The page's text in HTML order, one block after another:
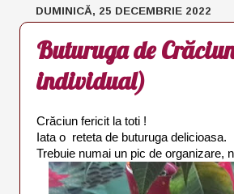
DUMINICĂ, 25 DECEMBRIE 2022
Buturuga de
individual)
Crăciun fericit la toti !
Iata o reteta de buturuga delicioasa.
Trebuie numai un pic de organizare,